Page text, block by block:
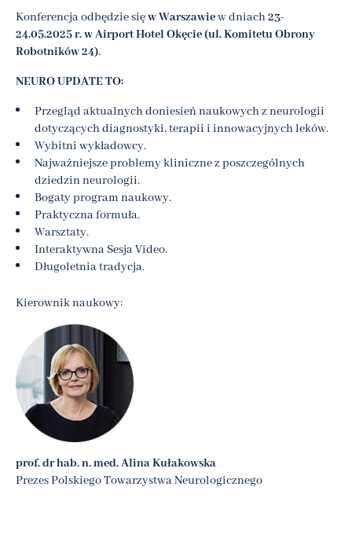
Konferencja odbędzie sięw Warszawiew dniach23-
24.05.2025 r. w Airport Hotel Okęcie (ul. Komitetu Obrony
Robotników 24).
NEURO UPDATE TO:
Przegląd aktualnych doniesień naukowych z neurologii
dotyczących diagnostyki, terapii i innowacyjnych leków.
Wybitni wykładowcy.
Najważniejsze problemy kliniczne z poszczególnych
dziedzin neurologii.
Bogaty program naukowy.
Praktyczna formuła.
Warsztaty.
Interaktywna Sesja Video.
Długoletnia tradycja.
Kierownik naukowy:
prof. dr hab. n. med. Alina Kułakowska
Prezes Polskiego Towarzystwa Neurologicznego